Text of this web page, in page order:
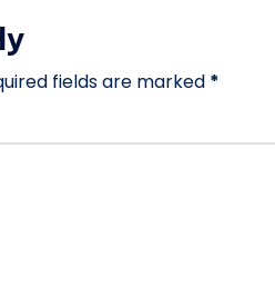
fields are marked *